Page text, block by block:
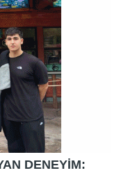
DENEYİM: